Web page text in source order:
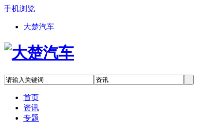
手机浏览
大楚汽车
首页
资讯
专题